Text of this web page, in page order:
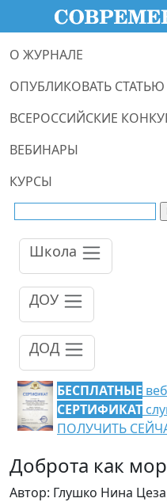
О ЖУРНАЛЕ
ОПУБЛИКОВАТЬ СТАТЬЮ
ВСЕРОССИЙСКИЕ
ВЕБИНАРЫ
КУРСЫ
Школа
ДОУ
ДОД
БЕСПЛАТНЫЕ
СЕРТИФИКАТ
ПОЛУЧИТЬ
Доброта как
Автор: Глушко Нина